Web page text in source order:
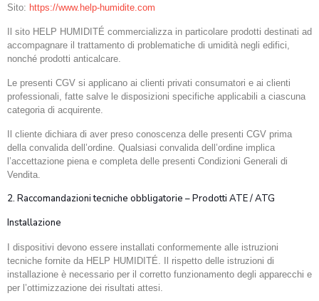
Sito: https://www.help-humidite.com
Il sito HELP HUMIDITÉ commercializza in particolare prodotti destinati ad
accompagnare il trattamento di problematiche di umidità negli edifici,
nonché prodotti anticalcare.
Le presenti CGV si applicano ai clienti privati consumatori e ai clienti
professionali, fatte salve le disposizioni specifiche applicabili a ciascuna
categoria di acquirente.
Il cliente dichiara di aver preso conoscenza delle presenti CGV prima
della convalida dell’ordine. Qualsiasi convalida dell’ordine implica
l’accettazione piena e completa delle presenti Condizioni Generali di
Vendita.
2. Raccomandazioni tecniche obbligatorie – Prodotti ATE / ATG
Installazione
I dispositivi devono essere installati conformemente alle istruzioni
tecniche fornite da HELP HUMIDITÉ. Il rispetto delle istruzioni di
installazione è necessario per il corretto funzionamento degli apparecchi e
per l’ottimizzazione dei risultati attesi.